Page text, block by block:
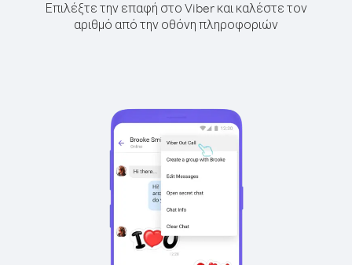
Επιλέξτε την επαφή στο Viber και καλέστε τον
αριθμό από την οθόνη πληροφοριών